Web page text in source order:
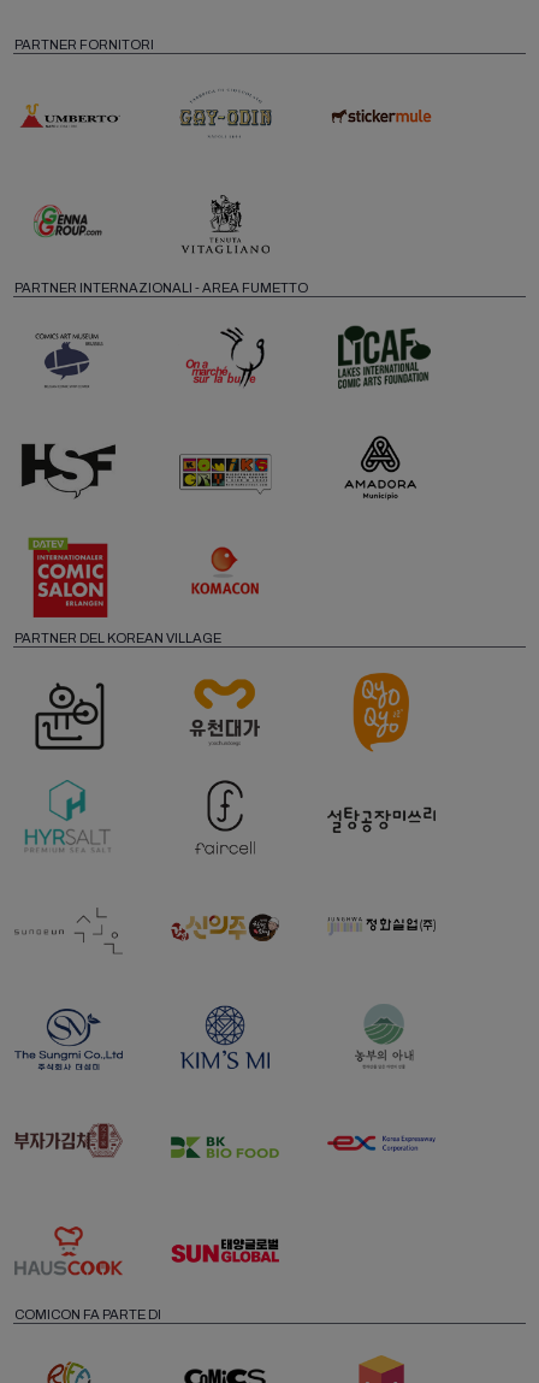
PARTNER FORNITORI
PARTNER INTERNAZIONALI - AREA FUMETTO
PARTNER DEL KOREAN VILLAGE
COMICON FA PARTE DI